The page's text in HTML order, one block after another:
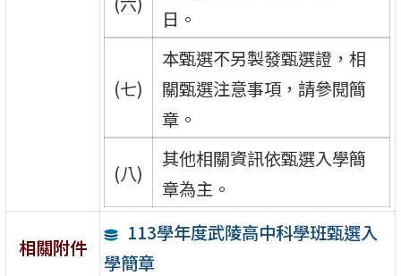
日。
(七)
本甄選不另製發甄選證，相
關甄選注意事項，請參閱簡
章。
(八)
其他相關資訊依甄選入學簡
章為主。
相關附件
113學年度武陵高中科學班甄選入
學簡章